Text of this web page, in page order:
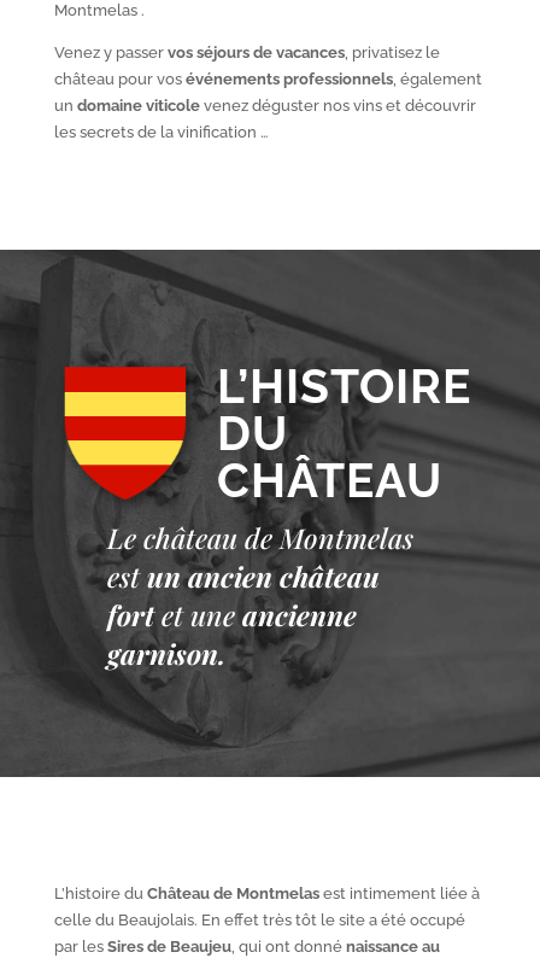
Montmelas .
Venez y passer vos séjours de vacances, privatisez le
château pour vos événements professionnels, également
un domaine viticolevenez déguster nos vins et découvrir
les secrets de la vinification …
L’HISTOIRE
DU
CHÂTEAU
Le château de Montmelas
est un ancien château
fort et une ancienne
garnison.
L’histoire duChâteau de Montmelasest intimement liée à
celle du Beaujolais. En effet très tôt le site a été occupé
par les Sires de Beaujeu, qui ont donné naissance au